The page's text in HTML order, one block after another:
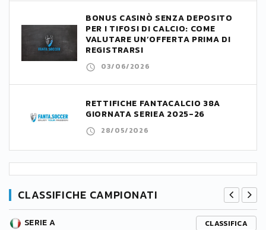
BONUS CASINÒ SENZA DEPOSITO
PER I TIFOSI DI CALCIO: COME
VALUTARE UN’OFFERTA PRIMA DI
REGISTRARSI
03/06/2026
RETTIFICHE FANTACALCIO 38A
GIORNATA SERIEA 2025-26
28/05/2026
CLASSIFICHE CAMPIONATI
SERIE A CLASSIFICA